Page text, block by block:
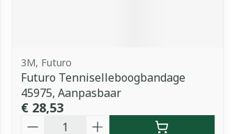
3M, Futuro
Futuro Tenniselleboogbandage
45975, Aanpasbaar
€ 28,53